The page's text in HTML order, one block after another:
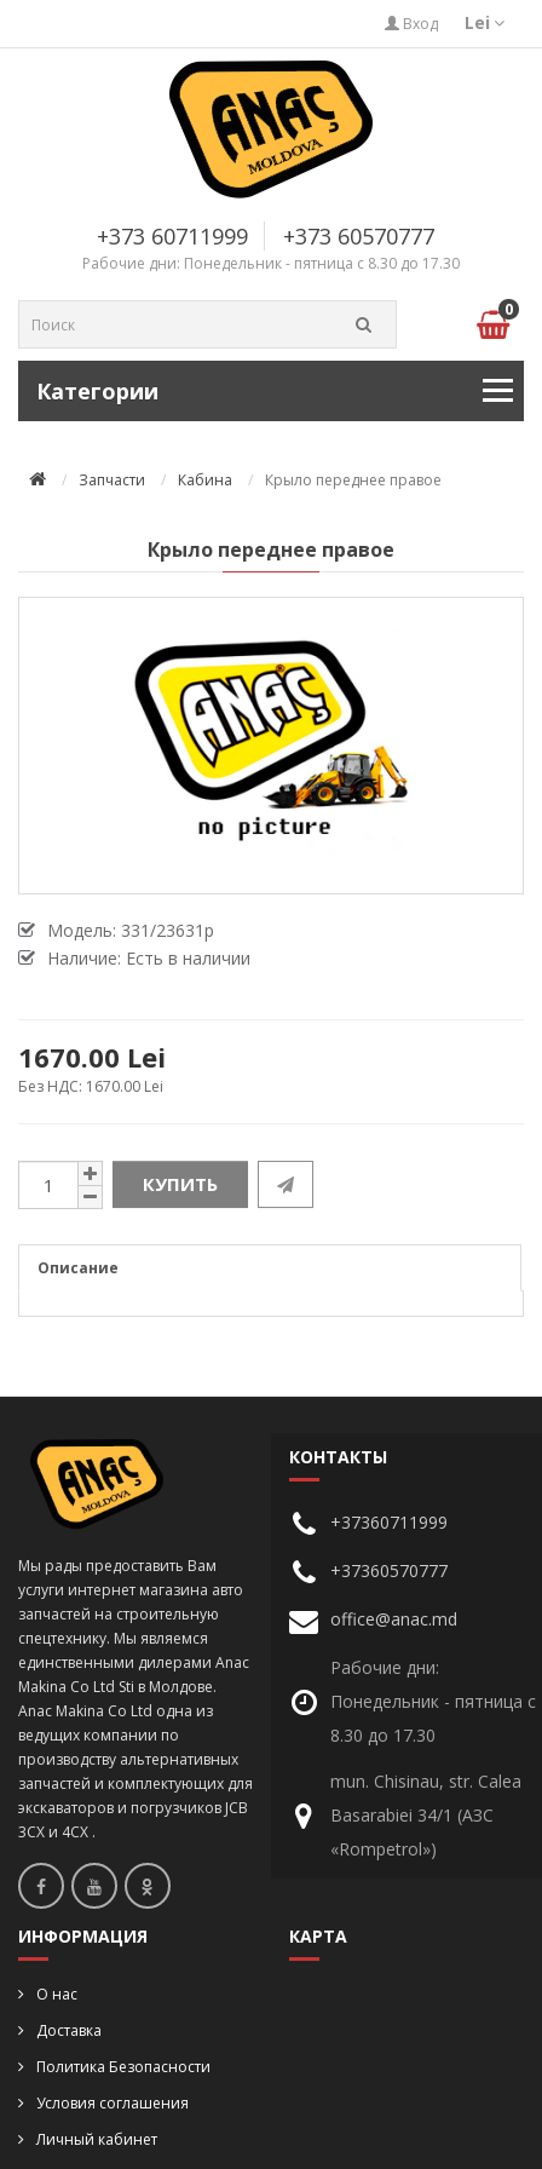
Lei
Вход
+373 60711999 +373 60570777
Рабочие дни: Понедельник - пятница с 8.30 до 17.30
0
Категории
Запчасти Кабина Крыло переднее правое
Крыло переднее правое
Модель: 331/23631p
Наличие: Есть в наличии
1670.00 Lei
Без НДС: 1670.00 Lei
КУПИТЬ
Описание
Мы рады предоставить Вам
услуги интернет магазина авто
запчастей на строительную
спецтехнику. Мы являемся
единственными дилерами Anac
Makina Co Ltd Sti в Молдове.
Anac Makina Co Ltd одна из
ведущих компании по
производству альтернативных
запчастей и комплектующих для
экскаваторов и погрузчиков JCB
3CX и 4CX .
КОНТАКТЫ
+37360711999
+37360570777
office@anac.md
Рабочие дни:
Понедельник - пятница с
8.30 до 17.30
mun. Chisinau, str. Calea
Basarabiei 34/1 (АЗС
«Rompetrol»)
ИНФОРМАЦИЯ
О нас
Доставка
Политика Безопасности
Условия соглашения
Личный кабинет
КАРТА